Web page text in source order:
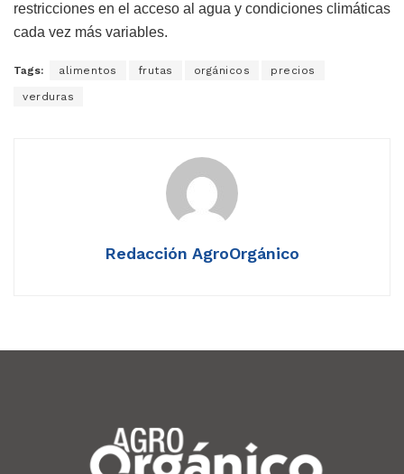
restricciones en el acceso al agua y condiciones climáticas
cada vez más variables.
Tags: alimentos frutas orgánicos precios
verduras
Redacción AgroOrgánico